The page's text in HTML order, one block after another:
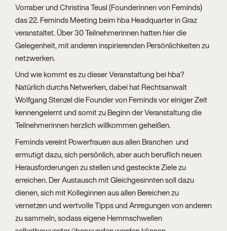
Vorraber und Christina Teusl (Founderinnen von Feminds)
das 22. Feminds Meeting beim hba Headquarter in Graz
veranstaltet. Über 30 Teilnehmerinnen hatten hier die
Gelegenheit, mit anderen inspirierenden Persönlichkeiten zu
netzwerken.
Und wie kommt es zu dieser Veranstaltung bei hba?
Natürlich durchs Netwerken, dabei hat Rechtsanwalt
Wolfgang Stenzel die Founder von Feminds vor einiger Zeit
kennengelernt und somit zu Beginn der Veranstaltung die
Teilnehmerinnen herzlich willkommen geheißen.
Feminds vereint Powerfrauen aus allen Branchen und
ermutigt dazu, sich persönlich, aber auch beruflich neuen
Herausforderungen zu stellen und gesteckte Ziele zu
erreichen. Der Austausch mit Gleichgesinnten soll dazu
dienen, sich mit Kolleginnen aus allen Bereichen zu
vernetzen und wertvolle Tipps und Anregungen von anderen
zu sammeln, sodass eigene Hemmschwellen